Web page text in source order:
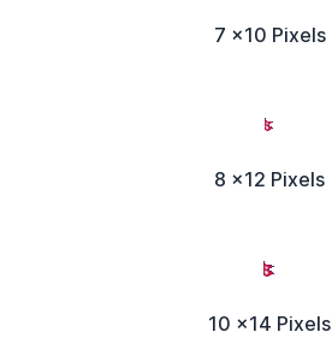
7 x10 Pixels
8 x12 Pixels
10 x14 Pixels